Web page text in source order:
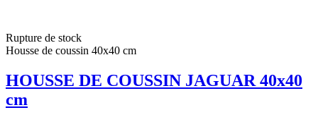
Rupture de stock
Housse de coussin 40x40 cm
HOUSSE DE COUSSIN JAGUAR 40x40
cm